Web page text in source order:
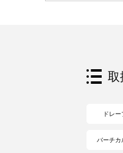
取
ドレ
バーチカ